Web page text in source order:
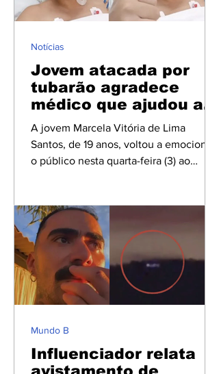
Mídia e Jornal Mídia. As informações
aqui apresentadas são resultado da
análise de notícias, reportagens,
Jovem atacada por
tubarão agradece
médico que ajudou a
salvar sua vida
A jovem Marcela Vitória de Lima
Santos, de 19 anos, voltou a emocionar
o público nesta quarta-feira (3) ao
ocorrido na Praia de Boa Viagem, no
Recife (PE). Ainda internada na UTI, ela
fez questão de agradecer
pessoalmente ao profissional que
prestou os primeiros socorros logo após
o incidente. O ataque aconteceu na
tarde de segunda-feira (1º) e mobilizou
equipes de resgate e profissionais de
Notícias
Influenciador relata
Mundo B